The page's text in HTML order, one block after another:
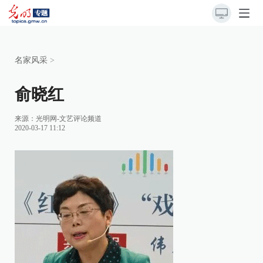
名家风采 >
俞晓红
来源： 光明网-文艺评论频道
2020-03-17 11:12